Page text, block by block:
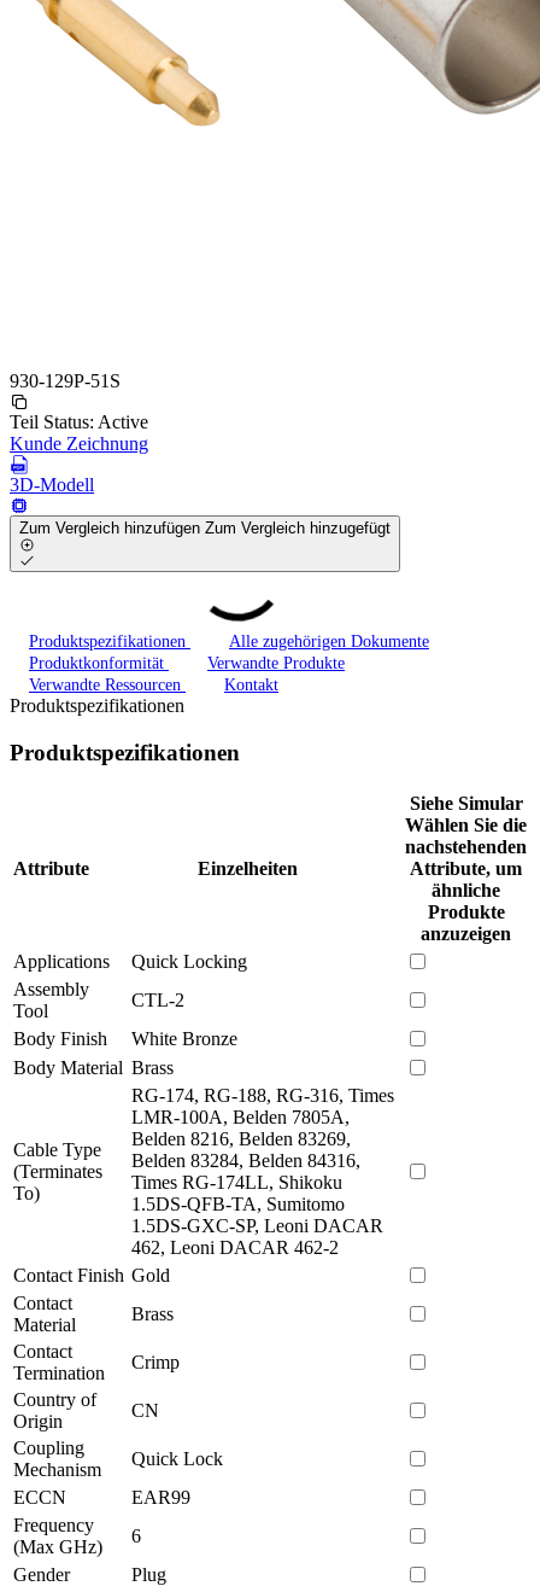
930-129P-51S
Teil Status: Active
Kunde Zeichnung
3D-Modell
Zum Vergleich hinzufügen Zum Vergleich hinzugefügt
Produktspezifikationen
Alle zugehörigen Dokumente
Produktkonformität
Verwandte Produkte
Verwandte Ressourcen
Kontakt
Produktspezifikationen
Produktspezifikationen
Attribute Einzelheiten
Siehe Simular
Wählen Sie die
nachstehenden
Attribute, um
ähnliche
Produkte
anzuzeigen
Applications
Quick Locking
Assembly
Tool
CTL-2
Body Finish
White Bronze
Body Material Brass
Cable Type
(Terminates
To)
RG-174, RG-188, RG-316, Times
LMR-100A, Belden 7805A,
Belden 8216, Belden 83269,
Belden 83284, Belden 84316,
Times RG-174LL, Shikoku
1.5DS-QFB-TA, Sumitomo
1.5DS-GXC-SP, Leoni DACAR
462, Leoni DACAR 462-2
Contact Finish Gold
Contact
Material
Brass
Contact
Termination
Crimp
Country of
Origin
CN
Coupling
Mechanism
Quick Lock
ECCN
EAR99
Frequency
(Max GHz)
6
Gender
Plug